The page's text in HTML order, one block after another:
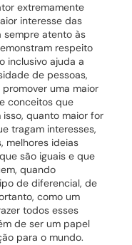
extremamente
interesse das
sempre atento às
respeito
inclusivo ajuda a
de pessoas,
uma maior
conceitos que
isso, quanto maior for
tragam interesses,
melhores ideias
são iguais e que
quando
de diferencial, de
como um
todos esses
de ser um papel
para o mundo.